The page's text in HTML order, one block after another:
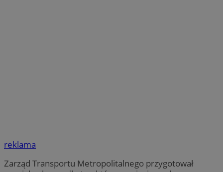
reklama
Zarząd Transportu Metropolitalnego przygotował